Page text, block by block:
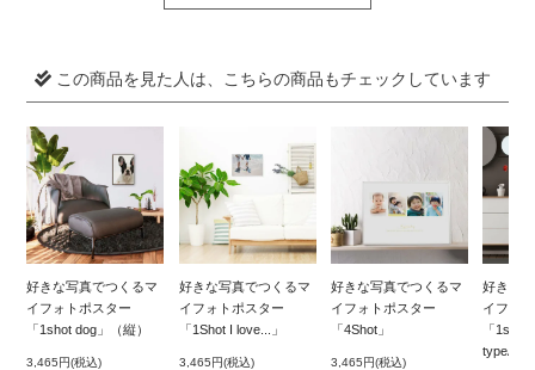
この商品を見た人は、こちらの商品もチェックしています
好きな写真でつくるマ
イフォトポスター
「1shot dog」（縦）
3,465円(税込)
好きな写真でつくるマ
イフォトポスター
「1Shot I love...」
3,465円(税込)
好きな写真でつくるマ
イフォトポスター
「4Shot」
3,465円(税込)
好きな
イフォ
「1shot
typeA」